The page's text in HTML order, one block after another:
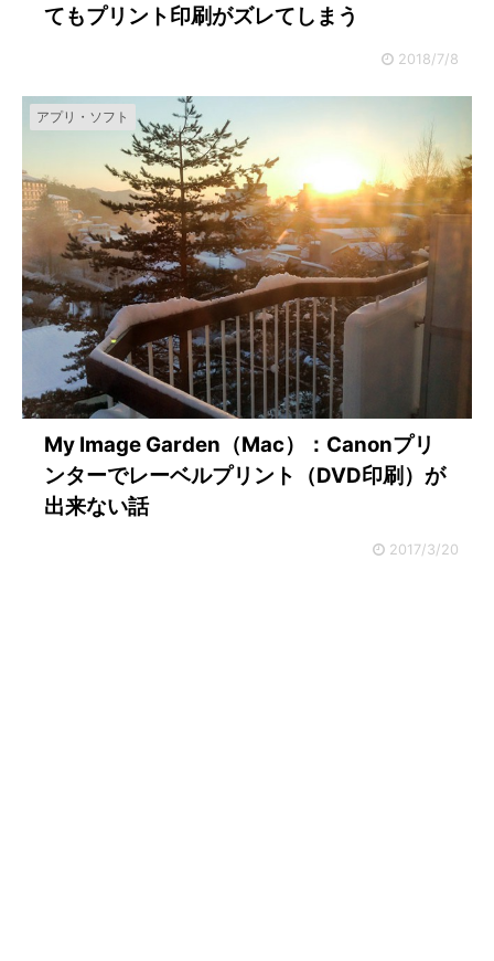
てもプリント印刷がズレてしまう
2018/7/8
アプリ・ソフト
My Image Garden（Mac）：Canonプリ
ンターでレーベルプリント（DVD印刷）が
出来ない話
2017/3/20